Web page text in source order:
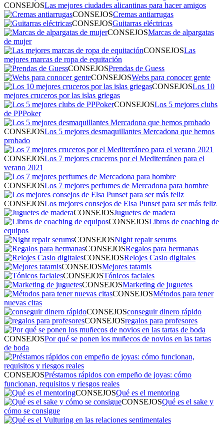
CONSEJOSLas mejores ciudades alicantinas para hacer amigos
CONSEJOSCremas antiarrugas
CONSEJOSGuitarras eléctricas
CONSEJOSMarcas de alpargatas
de mujer
CONSEJOSLas
mejores marcas de ropa de equitación
CONSEJOSPrendas de Guess
CONSEJOSWebs para conocer gente
CONSEJOSLos 10
mejores cruceros por las islas griegas
CONSEJOSLos 5 mejores clubs
de PPPoker
CONSEJOSLos 5 mejores desmaquillantes Mercadona que hemos
probado
CONSEJOSLos 7 mejores cruceros por el Mediterráneo para el
verano 2021
CONSEJOSLos 7 mejores perfumes de Mercadona para hombre
CONSEJOSLos mejores consejos de Elsa Punset para ser más feliz
CONSEJOSJuguetes de madera
CONSEJOSLibros de coaching de
equipos
CONSEJOSNight repair serums
CONSEJOSRegalos para hermanas
CONSEJOSRelojes Casio digitales
CONSEJOSMejores tatamis
CONSEJOSTónicos faciales
CONSEJOSMarketing de juguetes
CONSEJOSMétodos para tener
nuevas citas
CONSEJOSconseguir dinero rápido
CONSEJOSregalos para profesores
CONSEJOSPor qué se ponen los muñecos de novios en las tartas
de boda
CONSEJOSPréstamos rápidos con empeño de joyas: cómo
funcionan, requisitos y riesgos reales
CONSEJOSQué es el mentoring
CONSEJOSQué es el sake y
cómo se consigue